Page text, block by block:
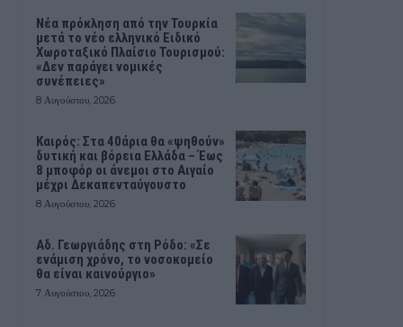
Νέα πρόκληση από την Τουρκία
μετά το νέο ελληνικό Ειδικό
Χωροταξικό Πλαίσιο Τουρισμού:
«Δεν παράγει νομικές
συνέπειες»
8 Αυγούστου, 2026
Καιρός: Στα 40άρια θα «ψηθούν»
δυτική και βόρεια Ελλάδα – Έως
8 μποφόρ οι άνεμοι στο Αιγαίο
μέχρι Δεκαπενταύγουστο
8 Αυγούστου, 2026
Αδ. Γεωργιάδης στη Ρόδο: «Σε
ενάμιση χρόνο, το νοσοκομείο
θα είναι καινούργιο»
7 Αυγούστου, 2026